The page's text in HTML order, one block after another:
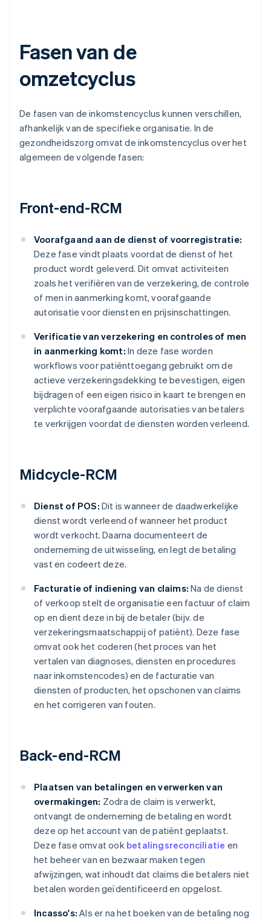
Fasen van de
omzetcyclus
De fasen van de inkomstencyclus kunnen verschillen,
afhankelijk van de specifieke organisatie. In de
gezondheidszorg omvat de inkomstencyclus over het
algemeen de volgende fasen:
Front-end-RCM
Voorafgaand aan de dienst of voorregistratie:
Deze fase vindt plaats voordat de dienst of het
product wordt geleverd. Dit omvat activiteiten
zoals het verifiëren van de verzekering, de controle
of men in aanmerking komt, voorafgaande
autorisatie voor diensten en prijsinschattingen.
Verificatie van verzekering en controles of men
in aanmerking komt: In deze fase worden
workflows voor patiënttoegang gebruikt om de
actieve verzekeringsdekking te bevestigen, eigen
bijdragen of een eigen risico in kaart te brengen en
verplichte voorafgaande autorisaties van betalers
te verkrijgen voordat de diensten worden verleend.
Midcycle-RCM
Dienst of POS: Dit is wanneer de daadwerkelijke
dienst wordt verleend of wanneer het product
wordt verkocht. Daarna documenteert de
onderneming de uitwisseling, en legt de betaling
vast en codeert deze.
Facturatie of indiening van claims: Na de dienst
of verkoop stelt de organisatie een factuur of claim
op en dient deze in bij de betaler (bijv. de
verzekeringsmaatschappij of patiënt). Deze fase
omvat ook het coderen (het proces van het
vertalen van diagnoses, diensten en procedures
naar inkomstencodes) en de facturatie van
diensten of producten, het opschonen van claims
en het corrigeren van fouten.
Back-end-RCM
Plaatsen van betalingen en verwerken van
overmakingen: Zodra de claim is verwerkt,
ontvangt de onderneming de betaling en wordt
deze op het account van de patiënt geplaatst.
Deze fase omvat ook betalingsreconciliatie en
het beheer van en bezwaar maken tegen
afwijzingen, wat inhoudt dat claims die betalers niet
betalen worden geïdentificeerd en opgelost.
Incasso's: Als er na het boeken van de betaling nog